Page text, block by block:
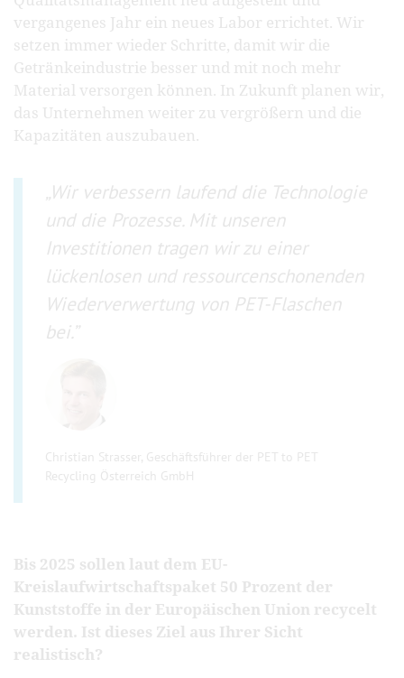
vergangenes Jahr ein neues Labor errichtet. Wir
setzen immer wieder Schritte, damit wir die
Getränkeindustrie besser und mit noch mehr
Material versorgen können. In Zukunft planen wir,
das Unternehmen weiter zu vergrößern und die
Kapazitäten auszubauen.
Wir verbessern laufend die Technologie
und die Prozesse. Mit unseren
Investitionen tragen wir zu einer
lückenlosen und ressourcenschonenden
Wiederverwertung von PET-Flaschen
bei.
Christian Strasser, Geschäftsführer der PET to PET
Recycling Österreich GmbH
Bis 2025 sollen laut dem EU-
Kreislaufwirtschaftspaket 50 Prozent der
Kunststoffe in der Europäischen Union recycelt
werden. Ist dieses Ziel aus Ihrer Sicht
realistisch?